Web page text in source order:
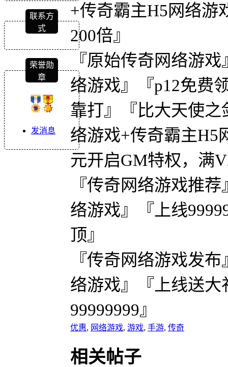
联系方
式
荣誉勋
章
发消息
+传奇霸主H5网络游
200倍』
『原始传奇网络游
络游戏』『p12免费
靠打』『比大天使
络游戏+传奇霸主H5
元开启GM特权，满
『传奇网络游戏推
络游戏』『上线
顶』
『传奇网络游戏发
络游戏』『上线送
99999999』
优惠, 网络游戏, 游戏, 手游, 传奇
相关帖子